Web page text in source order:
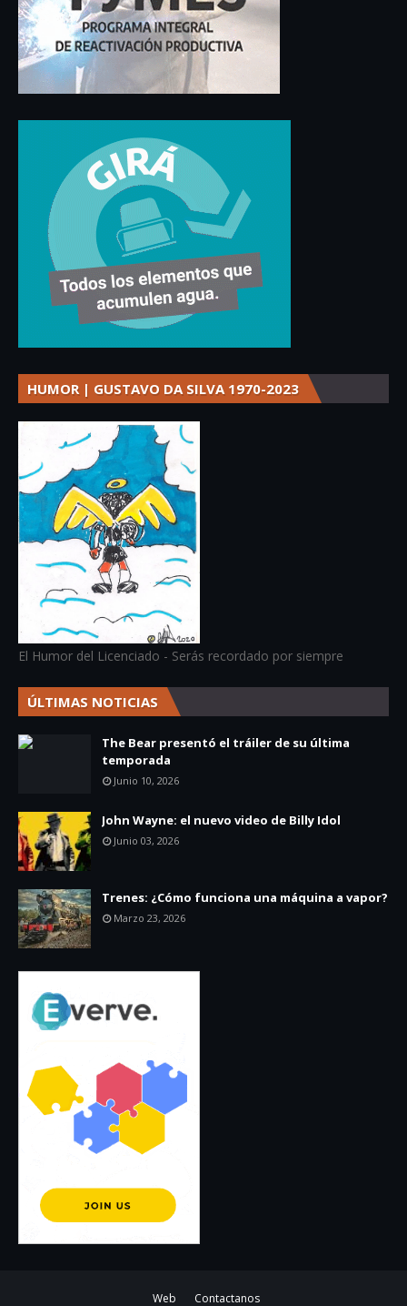
HUMOR | GUSTAVO DA SILVA 1970-2023
El Humor del Licenciado - Serás recordado por siempre
ÚLTIMAS NOTICIAS
The Bear presentó el tráiler de su última
temporada
Junio 10, 2026
John Wayne: el nuevo video de Billy Idol
Junio 03, 2026
Trenes: ¿Cómo funciona una máquina a vapor?
Marzo 23, 2026
Web Contactanos